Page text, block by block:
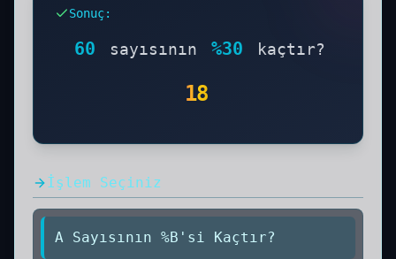
oranlama dilimidir.
30'u Kaçtır işleminin sonucunu ve çözüm
aşamalarını aşağıda görebilirsiniz. Adım
Sonuç:
60 sayısının %30 kaçtır?
18
İşlem Seçiniz
A Sayısının %B'si Kaçtır?